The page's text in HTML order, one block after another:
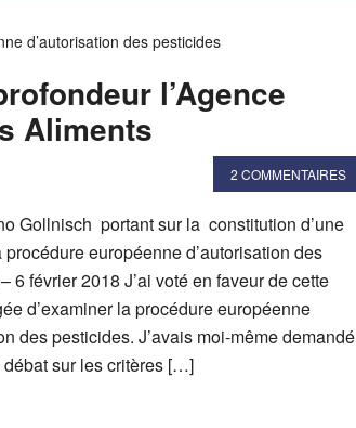
d’autorisation des pesticides
l’Agence
Aliments
2 COMMENTAIRES
Gollnisch portant sur la constitution d’une
européenne d’autorisation des
6 février 2018 J’ai voté en faveur de cette
d’examiner la procédure européenne
des pesticides. J’avais moi-même demandé
débat sur les critères […]